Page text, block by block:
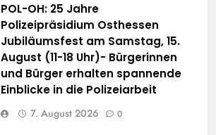
POL-OH: 25 Jahre
Polizeipräsidium Osthessen
Jubiläumsfest am Samstag, 15.
August (11-18 Uhr)- Bürgerinnen
und Bürger erhalten spannende
Einblicke in die Polizeiarbeit
7. August 2026 0